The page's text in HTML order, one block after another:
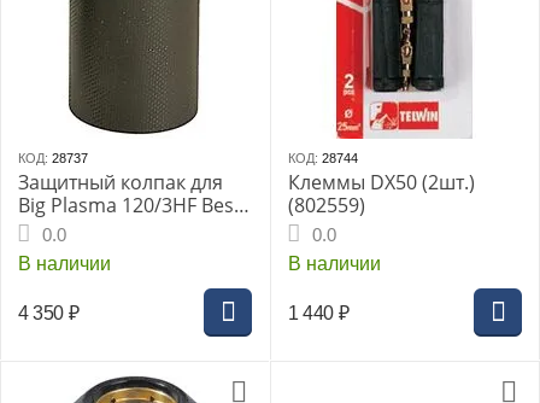
КОД: 28737
Защитный колпак для
Big Plasma 120/3HF Best
Plasma 90HF Precise
Plasma 160HF 2шт
0.0
В наличии
4 350 ₽
КОД: 28744
Клеммы DX50 (2шт.)
(802559)
0.0
В наличии
1 440 ₽